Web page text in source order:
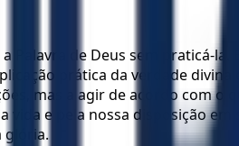
Palavra de Deus sem praticá-
prática da verdade
mas a agir de acordo com o
e pela nossa disposição
glória.